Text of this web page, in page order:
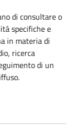
di consultare o
specifiche e
in materia di
ricerca
di un